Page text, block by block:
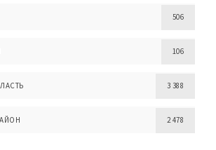
506
106
3 388
2 478